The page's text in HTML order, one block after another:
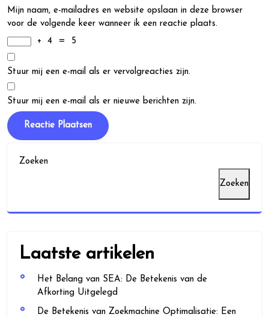
Mijn naam, e-mailadres en website opslaan in deze browser
voor de volgende keer wanneer ik een reactie plaats.
+
4 = 5
Stuur mij een e-mail als er vervolgreacties zijn.
Stuur mij een e-mail als er nieuwe berichten zijn.
Zoeken
Zoeken
Laatste artikelen
Het Belang van SEA: De Betekenis van de
Afkorting Uitgelegd
De Betekenis van Zoekmachine Optimalisatie: Een